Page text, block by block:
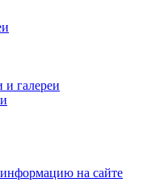
и галереи
на сайте